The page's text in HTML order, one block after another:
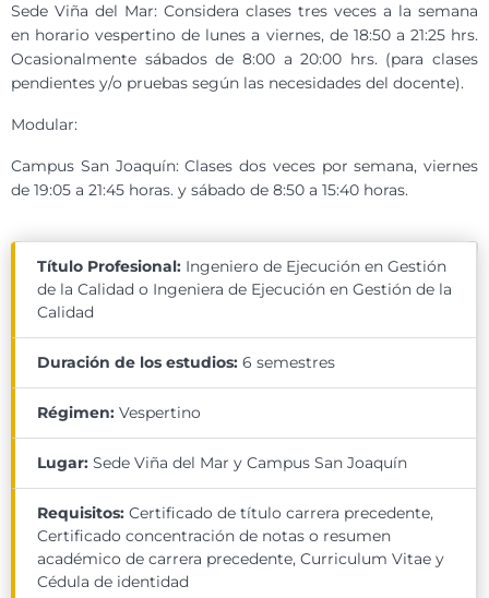
Sede Viña del Mar: Considera clases tres veces a la semana
en horario vespertino de lunes a viernes, de 18:50 a 21:25 hrs.
Ocasionalmente sábados de 8:00 a 20:00 hrs. (para clases
pendientes y/o pruebas según las necesidades del docente).
Modular:
Campus San Joaquín: Clases dos veces por semana, viernes
de 19:05 a 21:45 horas. y sábado de 8:50 a 15:40 horas.
Título Profesional: Ingeniero de Ejecución en Gestión
de la Calidad o Ingeniera de Ejecución en Gestión de la
Calidad
Duración de los estudios: 6 semestres
Régimen: Vespertino
Lugar: Sede Viña del Mar y Campus San Joaquín
Requisitos: Certificado de título carrera precedente,
Certificado concentración de notas o resumen
académico de carrera precedente, Curriculum Vitae y
Cédula de identidad